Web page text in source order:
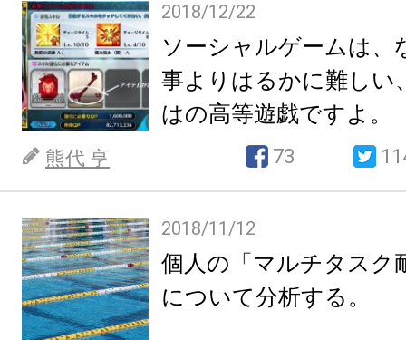
2018/12/22
ソーシャルゲームは、
事よりはるかに難しい
はの高等遊戯ですよ。
熊代 亨 73
2018/11/12
個人の「マルチタスク
について分析する。